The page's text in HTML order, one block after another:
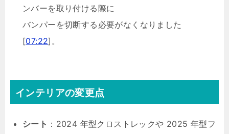
ンバーを取り付ける際に
バンパーを切断する必要がなくなりました
[07:22]。
インテリアの変更点
シート ：2024 年型クロストレックや 2025 年型フ